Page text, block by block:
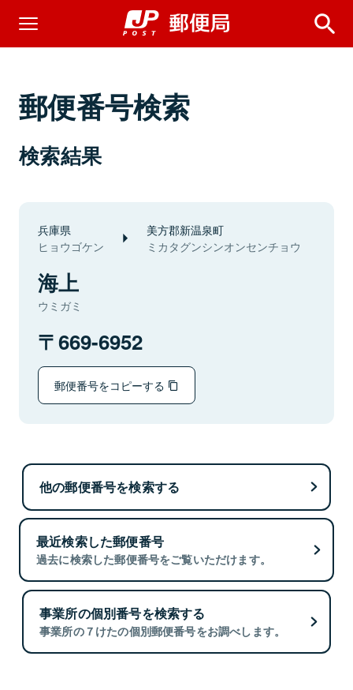
郵便番号検索
検索結果
兵庫県
ヒョウゴケン
美方郡新温泉町
ミカタグンシンオンセンチョウ
海上
ウミガミ
669-6952
郵便番号をコピーする
他の郵便番号を検索する
最近検索した郵便番号
過去に検索した郵便番号をご覧いただけます。
事業所の個別番号を検索する
事業所の７けたの個別郵便番号をお調べします。